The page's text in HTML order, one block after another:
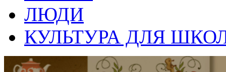
ЛЮДИ
КУЛЬТУРА ДЛЯ